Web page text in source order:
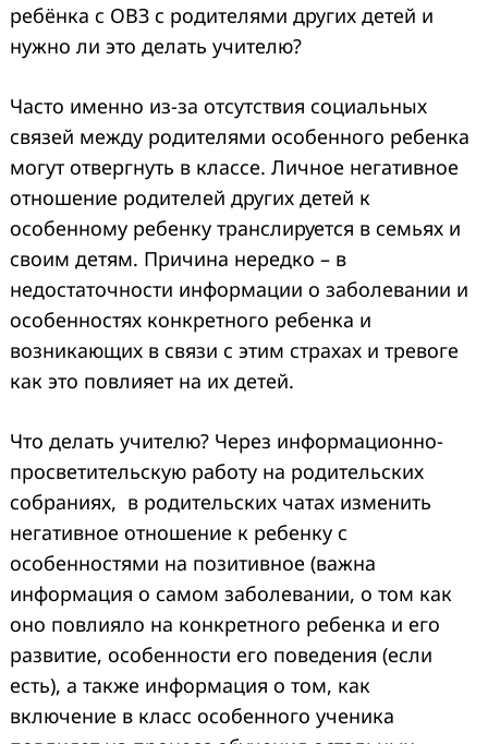
ребёнка с ОВЗ с родителями других детей и
нужно ли это делать учителю?
Часто именно из-за отсутствия социальных
связей между родителями особенного ребенка
могут отвергнуть в классе. Личное негативное
отношение родителей других детей к
особенному ребенку транслируется в семьях и
своим детям. Причина нередко – в
недостаточности информации о заболевании и
особенностях конкретного ребенка и
возникающих в связи с этим страхах и тревоге
как это повлияет на их детей.
Что делать учителю? Через информационно-
просветительскую работу на родительских
собраниях, в родительских чатах изменить
негативное отношение к ребенку с
особенностями на позитивное (важна
информация о самом заболевании, о том как
оно повлияло на конкретного ребенка и его
развитие, особенности его поведения (если
есть), а также информация о том, как
включение в класс особенного ученика